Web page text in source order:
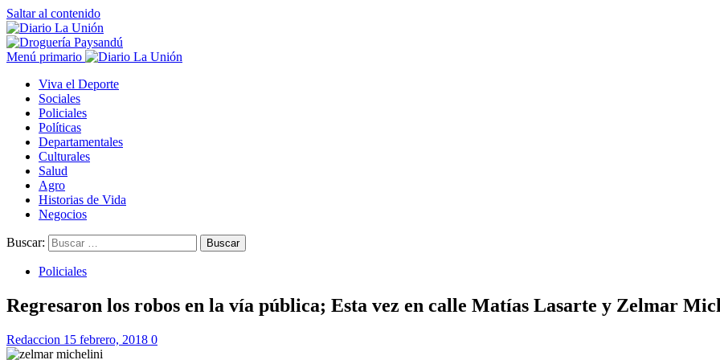
Saltar al contenido
Menú primario
Viva el Deporte
Sociales
Policiales
Políticas
Departamentales
Culturales
Salud
Agro
Historias de Vida
Negocios
Buscar:
Policiales
Regresaron los robos en la vía pública; Esta vez en calle Matías Lasarte y Zelmar
Redaccion 15 febrero, 2018 0